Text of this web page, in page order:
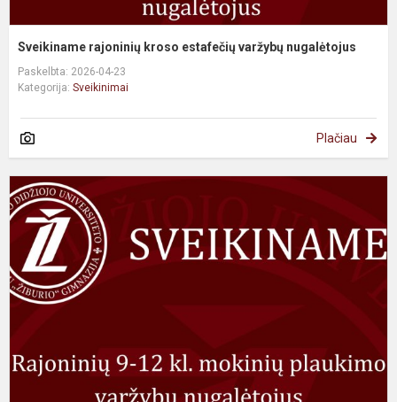
Sveikiname rajoninių kroso estafečių varžybų nugalėtojus
Paskelbta: 2026-04-23
Kategorija: Sveikinimai
Plačiau